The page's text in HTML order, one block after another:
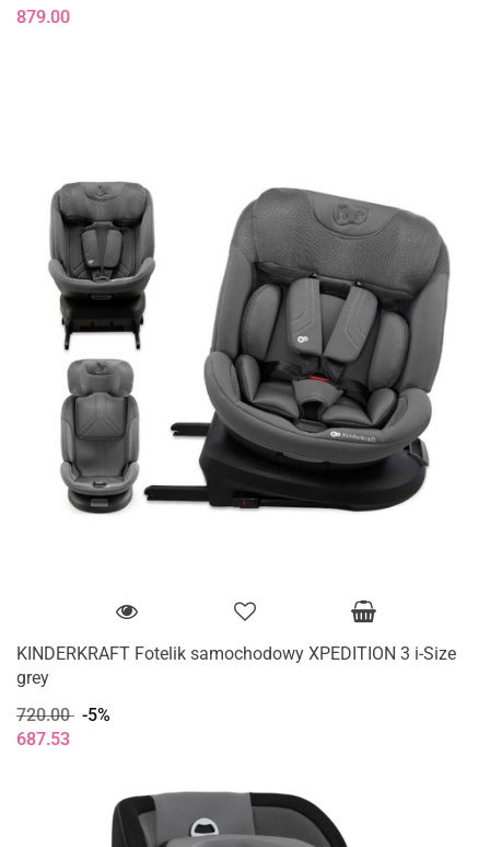
879.00
KINDERKRAFT Fotelik samochodowy XPEDITION 3 i-Size
grey
720.00 -5%
687.53